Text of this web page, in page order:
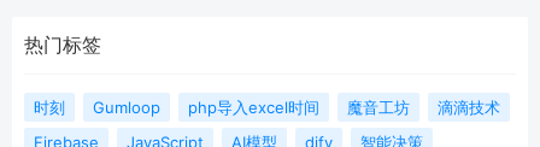
热门标签
时刻 Gumloop php导入excel时间 魔音工坊
滴滴技术
Firebase
JavaScript AI模型 dify
智能决策